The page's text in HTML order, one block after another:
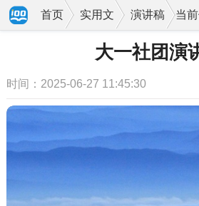
当前
首页 实用文 演讲稿
大一社团演
时间：2025-06-27 11:45:30